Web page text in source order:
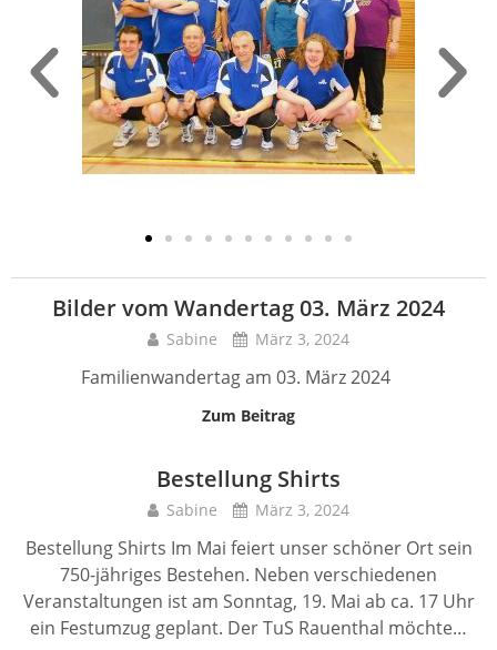
Bilder vom Wandertag 03. März 2024
Sabine März 3, 2024
Familienwandertag am 03. März 2024
Zum Beitrag
Bestellung Shirts
Sabine März 3, 2024
Bestellung Shirts Im Mai feiert unser schöner Ort sein
750-jähriges Bestehen. Neben verschiedenen
Veranstaltungen ist am Sonntag, 19. Mai ab ca. 17 Uhr
ein Festumzug geplant. Der TuS Rauenthal möchte…